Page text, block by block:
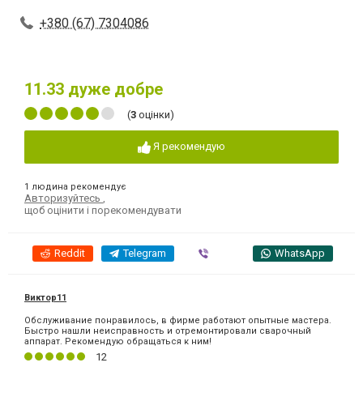
+380 (67) 7304086
11.33 дуже добре
(3 оцінки)
Я рекомендую
1 людина рекомендує
Авторизуйтесь
щоб оцінити і порекомендувати
Reddit Telegram WhatsApp
Виктор11
Обслуживание понравилось, в фирме работают опытные мастера.
Быстро нашли неисправность и отремонтировали сварочный
аппарат. Рекомендую обращаться к ним!
12